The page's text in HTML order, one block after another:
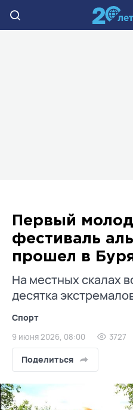
Первый
фестиваль
прошел в
На местных скалах
десятка
Спорт
9 июня 2026, 08:00 3727
Поделиться